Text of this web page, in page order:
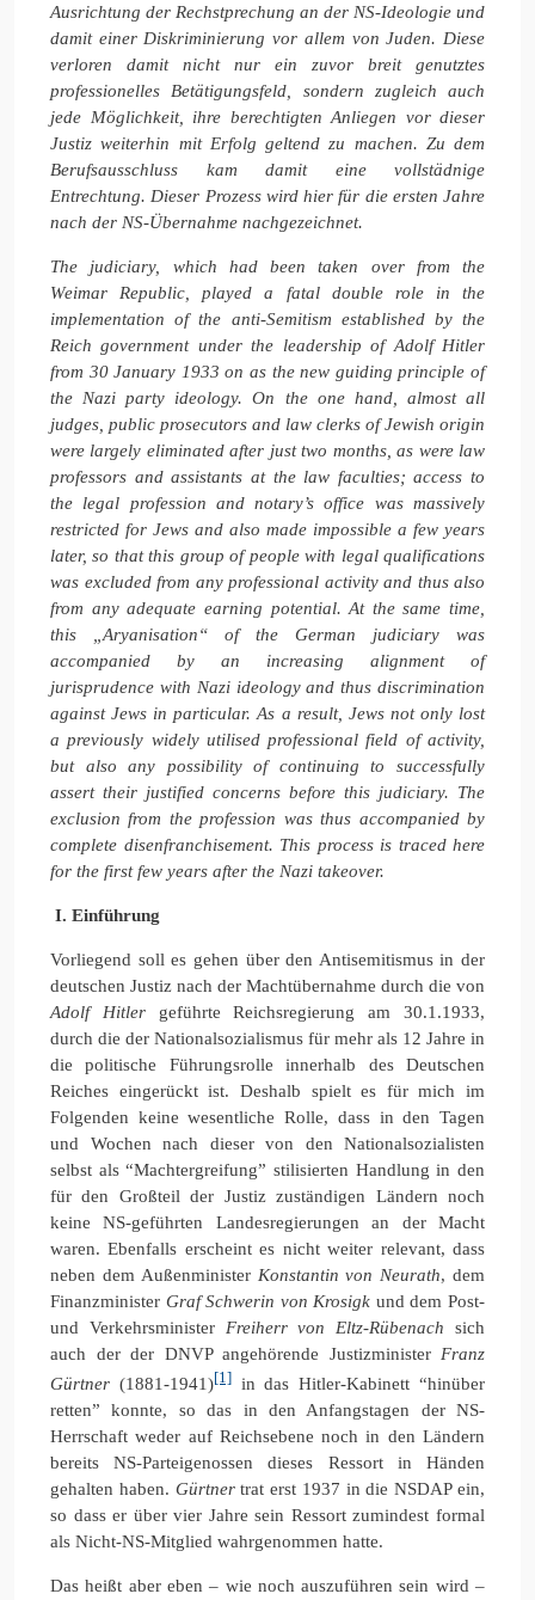
Ausrichtung der Rechstprechung an der NS-Ideologie und
damit einer Diskriminierung vor allem von Juden. Diese
verloren damit nicht nur ein zuvor breit genutztes
professionelles Betätigungsfeld, sondern zugleich auch
jede Möglichkeit, ihre berechtigten Anliegen vor dieser
Justiz weiterhin mit Erfolg geltend zu machen. Zu dem
Berufsausschluss kam damit eine vollstädnige
Entrechtung. Dieser Prozess wird hier für die ersten Jahre
nach der NS-Übernahme nachgezeichnet.
The judiciary, which had been taken over from the
Weimar Republic, played a fatal double role in the
implementation of the anti-Semitism established by the
Reich government under the leadership of Adolf Hitler
from 30 January 1933 on as the new guiding principle of
the Nazi party ideology. On the one hand, almost all
judges, public prosecutors and law clerks of Jewish origin
were largely eliminated after just two months, as were law
professors and assistants at the law faculties; access to
the legal profession and notary’s office was massively
restricted for Jews and also made impossible a few years
later, so that this group of people with legal qualifications
was excluded from any professional activity and thus also
from any adequate earning potential. At the same time,
this „Aryanisation“ of the German judiciary was
accompanied by an increasing alignment of
jurisprudence with Nazi ideology and thus discrimination
against Jews in particular. As a result, Jews not only lost
a previously widely utilised professional field of activity,
but also any possibility of continuing to successfully
assert their justified concerns before this judiciary. The
exclusion from the profession was thus accompanied by
complete disenfranchisement. This process is traced here
for the first few years after the Nazi takeover.
I. Einführung
Vorliegend soll es gehen über den Antisemitismus in der
deutschen Justiz nach der Machtübernahme durch die von
Adolf Hitlergeführte Reichsregierung am 30.1.1933,
durch die der Nationalsozialismus für mehr als 12 Jahre in
die politische Führungsrolle innerhalb des Deutschen
Reiches eingerückt ist. Deshalb spielt es für mich im
Folgenden keine wesentliche Rolle, dass in den Tagen
und Wochen nach dieser von den Nationalsozialisten
selbst als “Machtergreifung” stilisierten Handlung in den
für den Großteil der Justiz zuständigen Ländern noch
keine NS-geführten Landesregierungen an der Macht
waren. Ebenfalls erscheint es nicht weiter relevant, dass
neben dem Außenminister Konstantin von Neurath, dem
Finanzminister Graf Schwerin von Krosigk und dem Post-
und Verkehrsminister Freiherr von Eltz-Rübenach sich
auch der der DNVP angehörende Justizminister Franz
Gürtner (1881-1941)[1]in das Hitler-Kabinett “hinüber
retten” konnte, so das in den Anfangstagen der NS-
Herrschaft weder auf Reichsebene noch in den Ländern
bereits NS-Parteigenossen dieses Ressort in Händen
gehalten haben. Gürtnertrat erst 1937 in die NSDAP ein,
so dass er über vier Jahre sein Ressort zumindest formal
als Nicht-NS-Mitglied wahrgenommen hatte.
Das heißt aber eben – wie noch auszuführen sein wird –